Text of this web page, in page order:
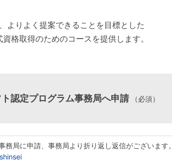
よりよく提案できることを目標とした
格取得のためのコースを提供します。
認定プログラム事務局へ申請 （必須）
務局に申請、事務局より折り返し返信がございます。